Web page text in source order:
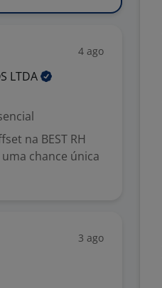
4 ago
LTDA
na BEST RH
uma chance única
3 ago